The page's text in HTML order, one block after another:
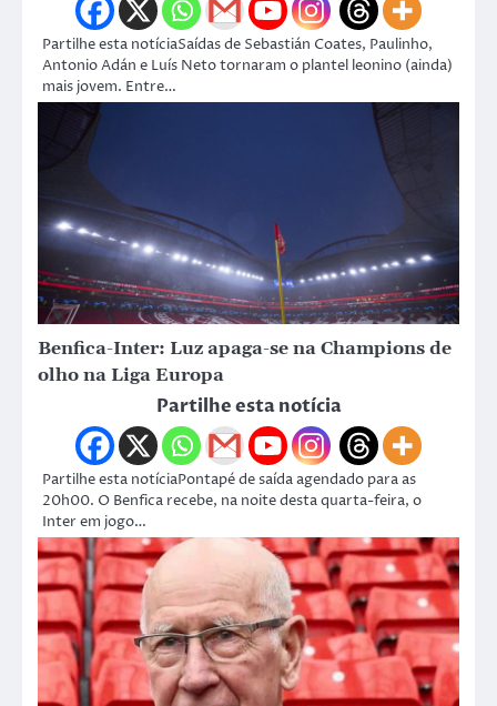
Partilhe esta notíciaSaídas de Sebastián Coates, Paulinho,
Antonio Adán e Luís Neto tornaram o plantel leonino (ainda)
mais jovem. Entre…
Benfica-Inter: Luz apaga-se na Champions de
olho na Liga Europa
Partilhe esta notícia
Partilhe esta notíciaPontapé de saída agendado para as
20h00. O Benfica recebe, na noite desta quarta-feira, o
Inter em jogo…